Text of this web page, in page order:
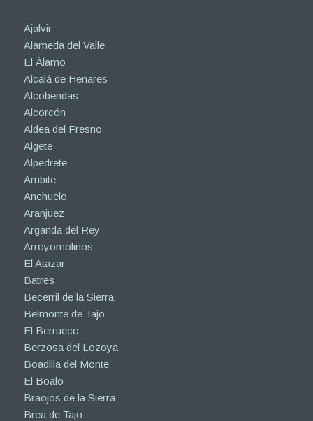
Ajalvir
Alameda del Valle
El Álamo
Alcalá de Henares
Alcobendas
Alcorcón
Aldea del Fresno
Algete
Alpedrete
Ambite
Anchuelo
Aranjuez
Arganda del Rey
Arroyomolinos
El Atazar
Batres
Becerril de la Sierra
Belmonte de Tajo
El Berrueco
Berzosa del Lozoya
Boadilla del Monte
El Boalo
Braojos de la Sierra
Brea de Tajo